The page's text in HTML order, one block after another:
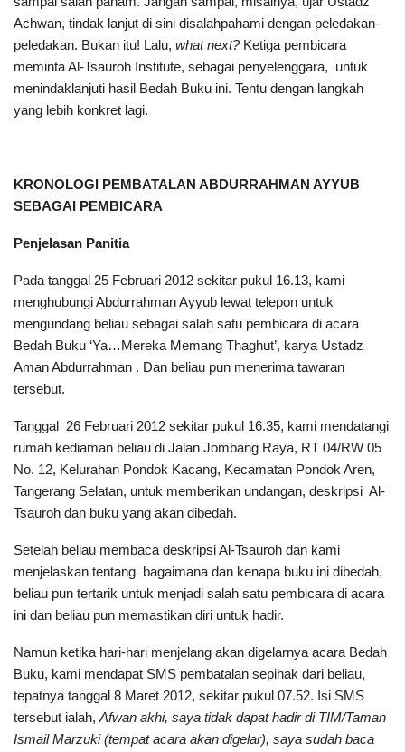
Achwan, tindak lanjut di sini disalahpahami dengan peledakan-
peledakan. Bukan itu! Lalu, what next? Ketiga pembicara
meminta Al-Tsauroh Institute, sebagai penyelenggara, untuk
menindaklanjuti hasil Bedah Buku ini. Tentu dengan langkah
yang lebih konkret lagi.
KRONOLOGI PEMBATALAN ABDURRAHMAN AYYUB
SEBAGAI PEMBICARA
Penjelasan Panitia
Pada tanggal 25 Februari 2012 sekitar pukul 16.13, kami
menghubungi Abdurrahman Ayyub lewat telepon untuk
mengundang beliau sebagai salah satu pembicara di acara
Bedah Buku ‘Ya…Mereka Memang Thaghut’, karya Ustadz
Aman Abdurrahman . Dan beliau pun menerima tawaran
tersebut.
Tanggal 26 Februari 2012 sekitar pukul 16.35, kami mendatangi
rumah kediaman beliau di Jalan Jombang Raya, RT 04/RW 05
No. 12, Kelurahan Pondok Kacang, Kecamatan Pondok Aren,
Tangerang Selatan, untuk memberikan undangan, deskripsi Al-
Tsauroh dan buku yang akan dibedah.
Setelah beliau membaca deskripsi Al-Tsauroh dan kami
menjelaskan tentang bagaimana dan kenapa buku ini dibedah,
beliau pun tertarik untuk menjadi salah satu pembicara di acara
ini dan beliau pun memastikan diri untuk hadir.
Namun ketika hari-hari menjelang akan digelarnya acara Bedah
Buku, kami mendapat SMS pembatalan sepihak dari beliau,
tepatnya tanggal 8 Maret 2012, sekitar pukul 07.52. Isi SMS
tersebut ialah, Afwan akhi, saya tidak dapat hadir di TIM/Taman
Ismail Marzuki (tempat acara akan digelar), saya sudah baca